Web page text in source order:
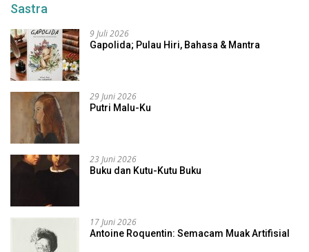
Sastra
9 Juli 2026
Gapolida; Pulau Hiri, Bahasa & Mantra
29 Juni 2026
Putri Malu-Ku
23 Juni 2026
Buku dan Kutu-Kutu Buku
17 Juni 2026
Antoine Roquentin: Semacam Muak Artifisial